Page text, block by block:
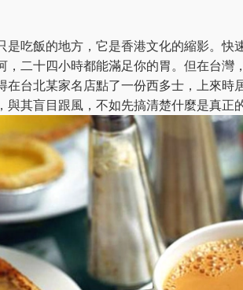
是吃飯的地方，它是香港文化的縮影。快
，二十四小時都能滿足你的胃。但在台灣
在台北某家名店點了一份西多士，上來時
與其盲目跟風，不如先搞清楚什麼是真正